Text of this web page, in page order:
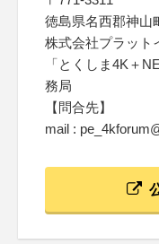
徳島県名西郡神山
株式会社プラット
「とくしま4K＋
務局
【問合先】
mail :